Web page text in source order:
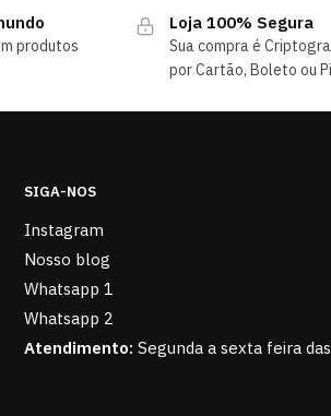
produtos
Loja 100% Segura
Sua compra é
por Cartão, Boleto ou
SIGA-NOS
Instagram
Nosso blog
Whatsapp 1
Whatsapp 2
Atendimento: Segunda a sexta feira